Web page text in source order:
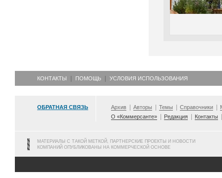
КОНТАКТЫ ПОМОЩЬ УСЛОВИЯ ИСПОЛЬЗОВАНИЯ
ОБРАТНАЯ СВЯЗЬ Архив Авторы Темы Справочники
О «Коммерсанте»
Редакция Контакты
МАТЕРИАЛЫ С ТАКОЙ МЕТКОЙ, ПАРТНЕРСКИЕ ПРОЕКТЫ И НОВОСТИ
КОМПАНИЙ ОПУБЛИКОВАНЫ НА КОММЕРЧЕСКОЙ ОСНОВЕ